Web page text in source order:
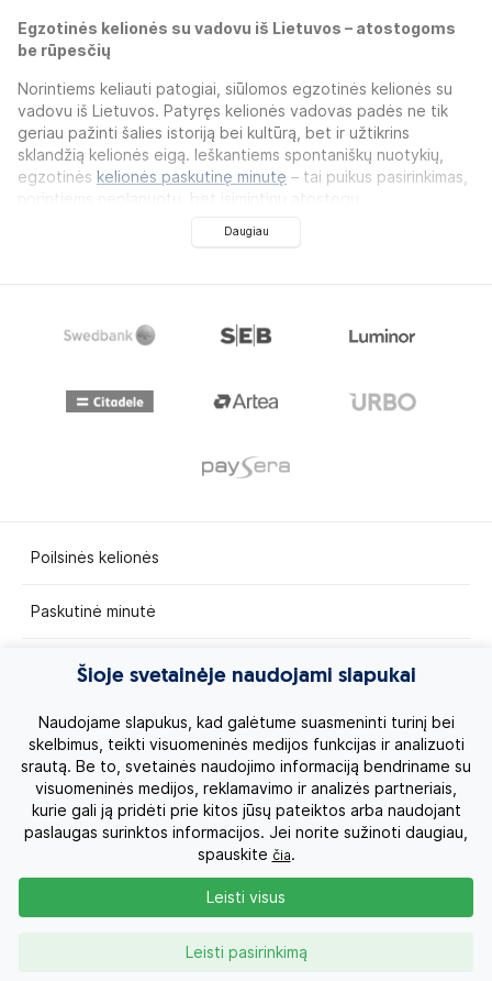
Egzotinės kelionės su vadovu iš Lietuvos – atostogoms
be rūpesčių
Norintiems keliauti patogiai, siūlomos egzotinės kelionės su
vadovu iš Lietuvos. Patyręs kelionės vadovas padės ne tik
geriau pažinti šalies istoriją bei kultūrą, bet ir užtikrins
sklandžią kelionės eigą. Ieškantiems spontaniškų nuotykių,
egzotinės kelionės paskutinę minutę – tai puikus pasirinkimas,
norintiems neplanuotų, bet įsimintinų atostogų.
Daugiau
Poilsinės kelionės
Paskutinė minutė
Egzotinės kelionės
Kruizai
Kelionės po Lietuvą
Apie mus
Privatumo politika
Šioje svetainėje naudojami slapukai
Naudojame slapukus, kad galėtume suasmeninti turinį bei
skelbimus, teikti visuomeninės medijos funkcijas ir analizuoti
srautą. Be to, svetainės naudojimo informaciją bendriname su
visuomeninės medijos, reklamavimo ir analizės partneriais,
kurie gali ją pridėti prie kitos jūsų pateiktos arba naudojant
paslaugas surinktos informacijos. Jei norite sužinoti daugiau,
spauskite čia.
Leisti pasirinkimą
Leisti visus